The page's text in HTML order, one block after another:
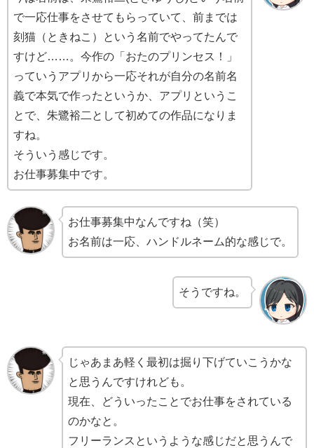
で一応仕事をさせてもらっていて、前までは
刻猫（ときねこ）という名前でやってたんで
すけど……。今作の「おたのプリンセス！」
っていうアプリから一応それが自分の名前名
義で本気で作ったというか、アプリというこ
とで、朱鷺裕二として初めての作品になりま
すね。
そういう感じです。
お仕事募集中です。
お仕事募集中なんですね（笑）
お名前は一応、ハンドルネーム的な感じで。
そうですね。
じゃあまあ軽く最初は掘り下げていこうかな
と思うんですけれども。
現在、どういったことでお仕事をされている
のかなと。
フリーランスというような感じだと思うんで